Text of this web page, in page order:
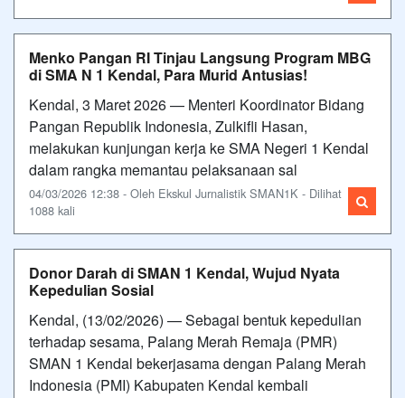
Menko Pangan RI Tinjau Langsung Program MBG
di SMA N 1 Kendal, Para Murid Antusias!
Kendal, 3 Maret 2026 — Menteri Koordinator Bidang
Pangan Republik Indonesia, Zulkifli Hasan,
melakukan kunjungan kerja ke SMA Negeri 1 Kendal
dalam rangka memantau pelaksanaan sal
04/03/2026 12:38 - Oleh Ekskul Jurnalistik SMAN1K - Dilihat
1088 kali
Donor Darah di SMAN 1 Kendal, Wujud Nyata
Kepedulian Sosial
Kendal, (13/02/2026) — Sebagai bentuk kepedulian
terhadap sesama, Palang Merah Remaja (PMR)
SMAN 1 Kendal bekerjasama dengan Palang Merah
Indonesia (PMI) Kabupaten Kendal kembali